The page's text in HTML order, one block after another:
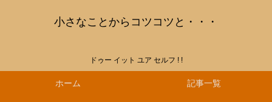
小さなことからコツコツと・・・
ドゥー イット ユア セルフ ! !
ホーム 記事一覧